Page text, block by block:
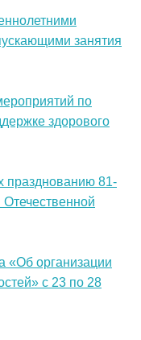
занятия
по
здорового
празднованию 81-
«Об организации
с 23 по 28